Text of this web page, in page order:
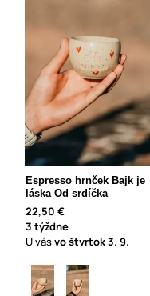
Espresso hrnček Bajk je
láska Od srdíčka
22,50 €
3 týždne
U vásvo štvrtok3. 9.